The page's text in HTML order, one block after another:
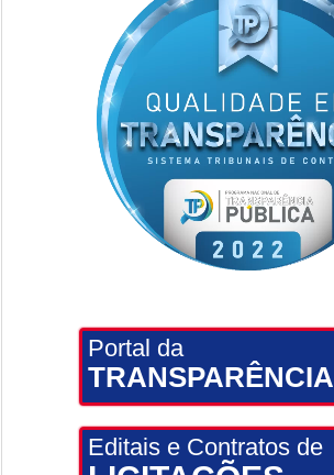
Portal da
TRANSPARÊNCIA
Editais e Contratos de